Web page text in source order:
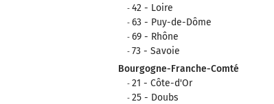
42 - Loire
63 - Puy-de-Dôme
69 - Rhône
73 - Savoie
Bourgogne-Franche-Comté
21 - Côte-d'Or
25 - Doubs